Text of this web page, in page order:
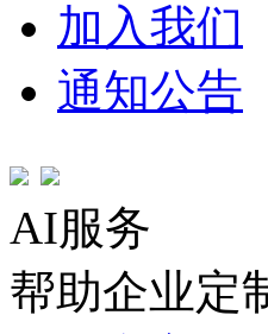
加入我们
通知公告
AI服务
帮助企业定